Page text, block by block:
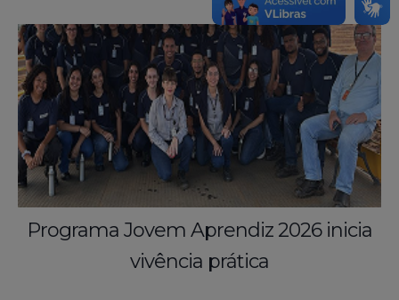
Programa Jovem Aprendiz 2026 inicia
vivência prática